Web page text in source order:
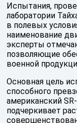
Испытания,
лаборатории
в полевых
наименование
эксперты
позволяющие
военной
Основная цель
способного
американский
подчеркивает